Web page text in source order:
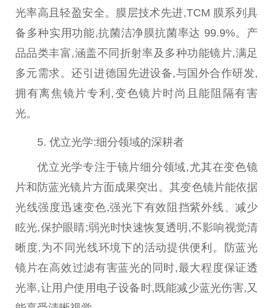
光率高且轻盈安全。膜层技术先进,TCM 膜系列具
备多种实用功能,抗菌洁净膜抗菌率达 99.9%。产
品品类丰富,涵盖不同折射率及多种功能镜片,满足
多元需求。还引进德国先进设备,与国外合作研发,
拥有离焦镜片专利,变色镜片时尚且能阻隔有害
光。
5. 优立光学:细分领域的深耕者
优立光学专注于镜片细分领域,尤其在变色镜
片和防蓝光镜片方面成果突出。其变色镜片能依据
光线强度迅速变色,强光下有效阻挡紫外线、减少
眩光,保护眼睛;弱光时快速恢复透明,不影响视觉清
晰度,为不同光线环境下的活动提供便利。防蓝光
镜片在高效过滤有害蓝光的同时,最大程度保证透
光率,让用户使用电子设备时,既能减少蓝光伤害,又